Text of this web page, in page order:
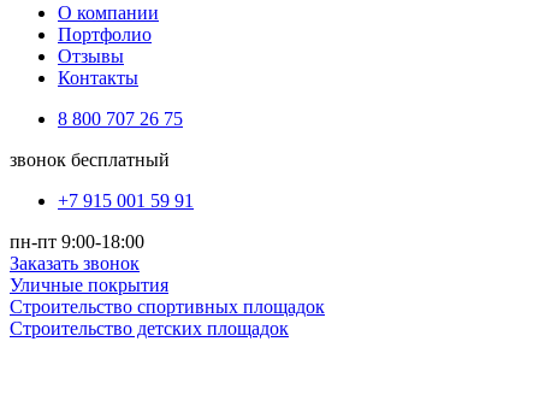
О компании
Портфолио
Отзывы
Контакты
8 800 707 26 75
звонок бесплатный
+7 915 001 59 91
пн-пт 9:00-18:00
Заказать звонок
Уличные покрытия
Строительство спортивных площадок
Строительство детских площадок